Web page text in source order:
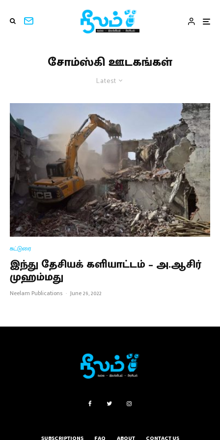
சோம்ஸ்கி ஊடகங்கள்
Latest
கட்டுரை
இந்து தேசியக் களியாட்டம் – அ.ஆசிர்
முஹம்மது
Neelam Publications · June 29, 2022